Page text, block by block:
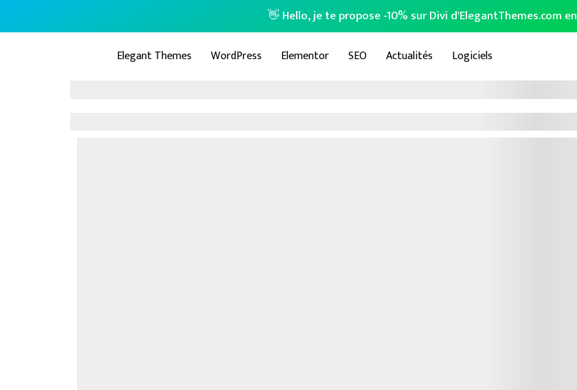
👋 Hello, je te propose -10% sur Divi d'ElegantThemes.com en
Elegant Themes WordPress Elementor SEO Actualités Logiciels